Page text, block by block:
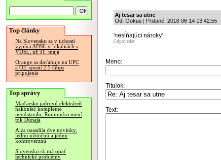
Top články
Na Slovensku sa v tichosti
vypína ADSL v lokalitách s
VDSL, už 31. mája
Orange sa doťahuje na UPC
a O2, spustí 2.5 Gbps
pripojenie
Top správy
Maďarsko jadrovú elektráreň
nakoniec kompletne
neodstavilo, Rumunsko mení
tok Dunaja
Alza nasadila dve novinky,
jednu užitočnú a jednu
kontroverznú
Slovensko.sk má opäť
technické problémy
Aj tesar sa utne
Od: Gokuu | Pridané: 2018-06-14 13:42:55
'nesĺňajúci nároky'
Odpovedať
Meno:
Titulok:
Text: